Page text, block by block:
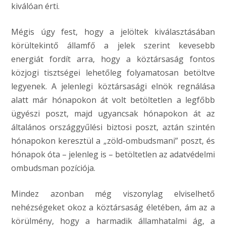
kiválóan érti.
Mégis úgy fest, hogy a jelöltek kiválasztásában
körültekintő államfő a jelek szerint kevesebb
energiát fordít arra, hogy a köztársaság fontos
közjogi tisztségei lehetőleg folyamatosan betöltve
legyenek. A jelenlegi köztársasági elnök regnálása
alatt már hónapokon át volt betöltetlen a legfőbb
ügyészi poszt, majd ugyancsak hónapokon át az
általános országgyűlési biztosi poszt, aztán szintén
hónapokon keresztül a „zöld-ombudsmani” poszt, és
hónapok óta – jelenleg is – betöltetlen az adatvédelmi
ombudsman pozíciója.
Mindez azonban még viszonylag elviselhető
nehézségeket okoz a köztársaság életében, ám az a
körülmény, hogy a harmadik államhatalmi ág, a